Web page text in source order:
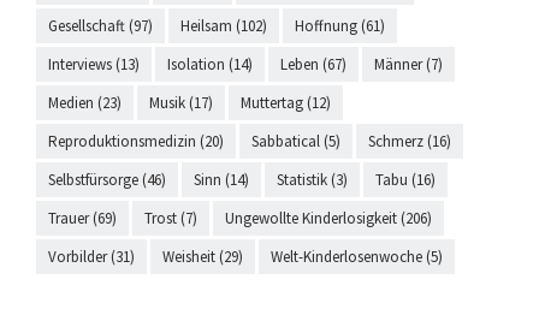
Gesellschaft (97)
Heilsam (102)
Hoffnung (61)
Interviews (13)
Isolation (14) Leben (67)
Männer (7)
Medien (23)
Musik (17)
Muttertag (12)
Reproduktionsmedizin (20)
Sabbatical (5)
Schmerz (16)
Selbstfürsorge (46)
Sinn (14) Statistik (3)
Tabu (16)
Trauer (69)
Trost (7)
Ungewollte Kinderlosigkeit (206)
Vorbilder (31)
Weisheit (29) Welt-Kinderlosenwoche (5)